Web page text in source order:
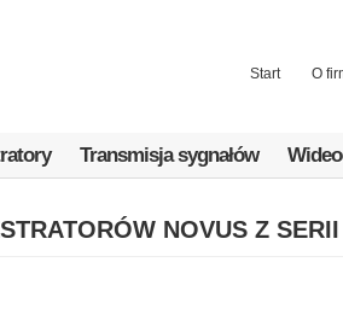
Start O
Transmisja sygnałów
NOVUS Z